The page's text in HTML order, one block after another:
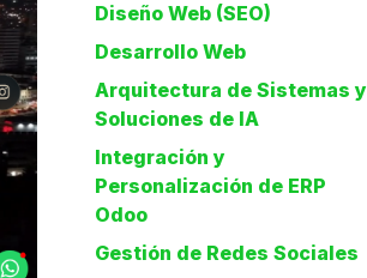
Diseño Web (SEO)
Desarrollo Web
Arquitectura de Sistemas y
Soluciones de IA
Integración y
Personalización de ERP
Odoo
Gestión de Redes Sociales